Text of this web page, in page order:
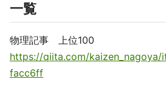
一覧
物理記事 上位100
https://qiita.com/kaizen_nagoya/
facc6ff